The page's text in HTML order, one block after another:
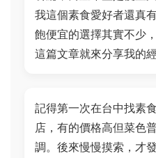
我這個素食愛好者還真
飽便宜的選擇其實不少
這篇文章就來分享我的
記得第一次在台中找素
店，有的價格高但菜色
調。後來慢慢摸索，才